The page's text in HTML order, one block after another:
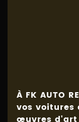
À FK AUTO
vos voitures
œuvres d'art